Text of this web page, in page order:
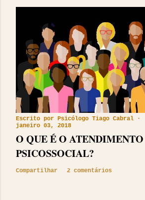
Escrito por Psicólogo Tiago Cabral
janeiro 03, 2018
O QUE É O ATENDIMENTO
PSICOSSOCIAL?
Compartilhar 2 comentários